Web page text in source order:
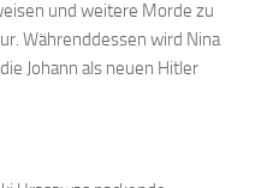
und weitere Morde zu
Währenddessen wird Nina
Johann als neuen Hitler